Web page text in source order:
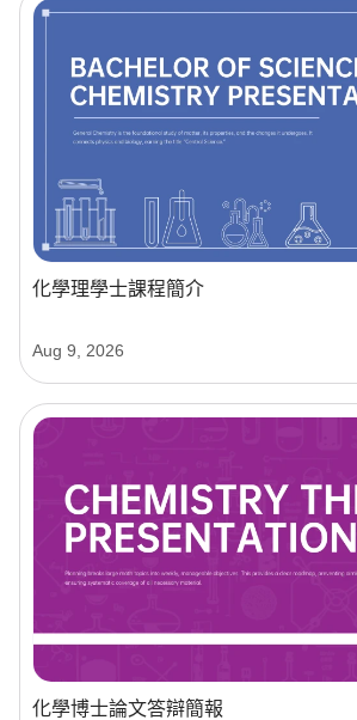
化學理學士課程簡介
Aug 9, 2026
化學博士論文答辯簡報